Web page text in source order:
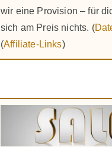
wir eine Provision – für
sich am Preis nichts. (
(Affiliate-Links)